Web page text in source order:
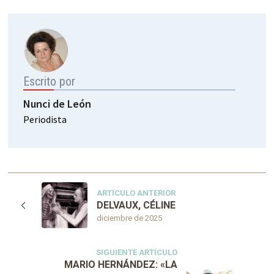
Escrito por
Nunci de León
Periodista
ARTÍCULO ANTERIOR
diciembre de 2025
DELVAUX, CÉLINE
SIGUIENTE ARTÍCULO
MARIO HERNÁNDEZ: «LA